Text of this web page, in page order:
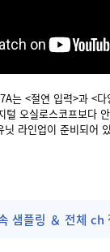
는 <절연 입력>과 <
털 오실로스코프보다
라인업이 준비되어
샘플링 ＆ 전체 ch